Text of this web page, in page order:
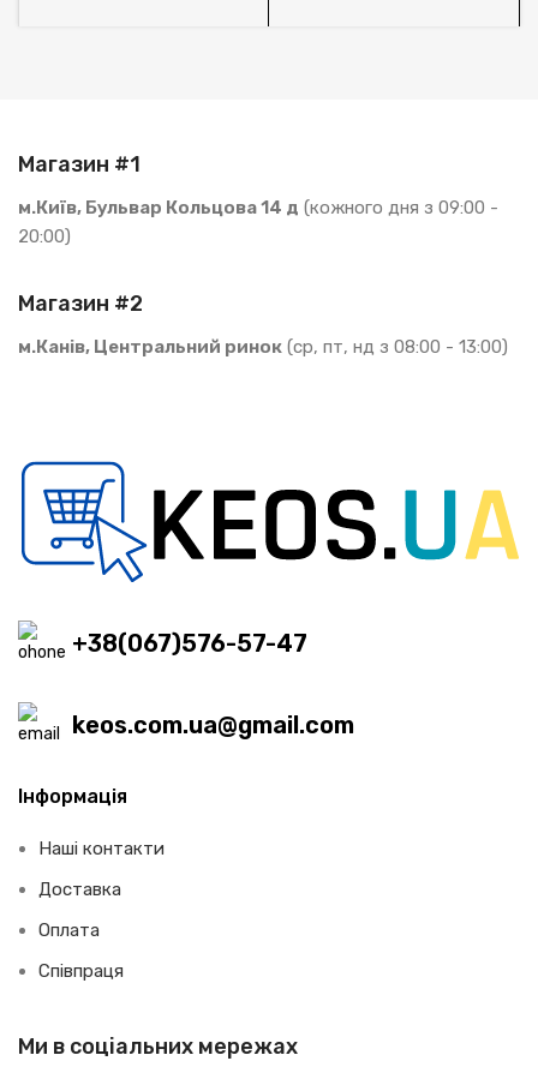
Магазин #1
м.Київ, Бульвар Кольцова 14 д (кожного дня з 09:00 -
20:00)
Магазин #2
м.Канів, Центральний ринок (ср, пт, нд з 08:00 - 13:00)
+38(067)576-57-47
keos.com.ua@gmail.com
Інформація
Наші контакти
Доставка
Оплата
Співпраця
Ми в соціальних мережах